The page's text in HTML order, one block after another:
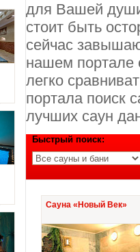
для Вашей
стоит быть
сейчас
нашем портале
легко
портала поиск
лучших саун
Быстрый поиск:
Сауна «Новый Век»